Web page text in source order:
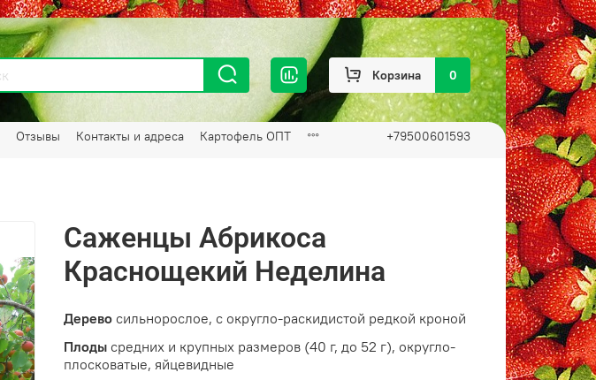
Корзина 0
Отзывы Контакты и адреса Картофель ОПТ +79500601593
Саженцы Абрикоса
Краснощекий Неделина
Деревосильнорослое, с округло-раскидистой редкой кроной
Плодысредних и крупных размеров (40 г, до 52 г), округло-
плосковатые, яйцевидные